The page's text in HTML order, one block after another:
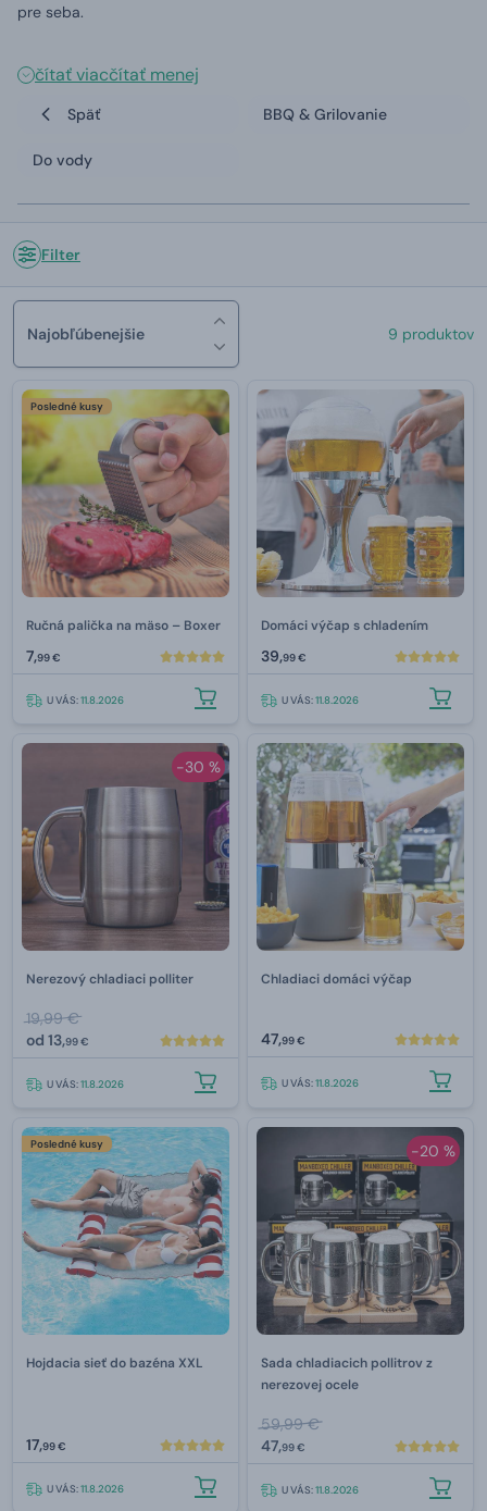
pre seba.
čítať viacčítať menej
Späť BBQ & Grilovanie
Do vody
Filter
Najobľúbenejšie 9 produktov
Posledné kusy
Ručná palička na mäso –⁠ Boxer
7,99 €
U VÁS:11.8.2026
Domáci výčap s chladením
39,99 €
U VÁS:11.8.2026
-30 %
Nerezový chladiaci polliter
19,99 €
od 13,99 €
U VÁS:11.8.2026
Chladiaci domáci výčap
47,99 €
U VÁS:11.8.2026
Posledné kusy
Hojdacia sieť do bazéna XXL
17,99 €
U VÁS:11.8.2026
-20 %
Sada chladiacich pollitrov z
nerezovej ocele
59,99 €
47,99 €
U VÁS:11.8.2026